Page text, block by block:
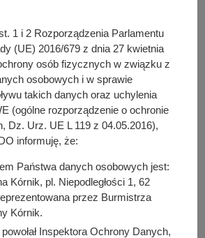
1 i 2 Rozporządzenia Parlamentu
(UE) 2016/679 z dnia 27 kwietnia
osób fizycznych w związku z
osobowych i w sprawie
takich danych oraz uchylenia
(ogólne rozporządzenie o ochronie
Dz. Urz. UE L 119 z 04.05.2016),
informuję, że:
Państwa danych osobowych jest:
Kórnik, pl. Niepodległości 1, 62
przez Burmistrza
Kórnik.
Inspektora Ochrony Danych,